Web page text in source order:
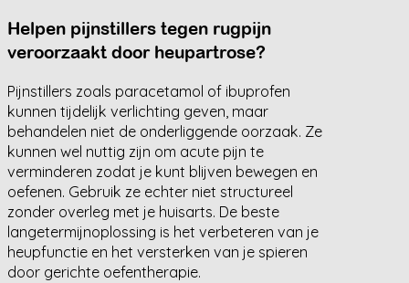
Helpen pijnstillers tegen rugpijn
veroorzaakt door heupartrose?
Pijnstillers zoals paracetamol of ibuprofen
kunnen tijdelijk verlichting geven, maar
behandelen niet de onderliggende oorzaak. Ze
kunnen wel nuttig zijn om acute pijn te
verminderen zodat je kunt blijven bewegen en
oefenen. Gebruik ze echter niet structureel
zonder overleg met je huisarts. De beste
langetermijnoplossing is het verbeteren van je
heupfunctie en het versterken van je spieren
door gerichte oefentherapie.